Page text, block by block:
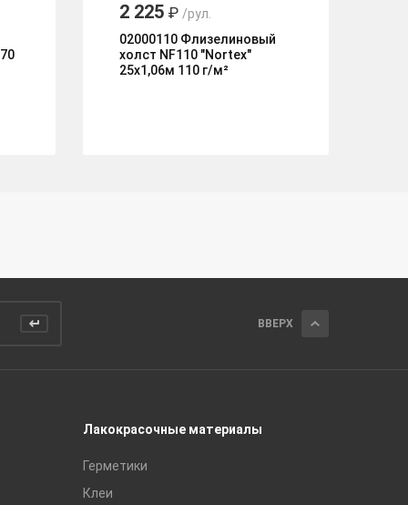
2 225 ₽ /рул.
02000110 Флизелиновый
холст NF110 "Nortex"
25х1,06м 110 г/м²
ВВЕРХ
Лакокрасочные материалы
Герметики
Клеи